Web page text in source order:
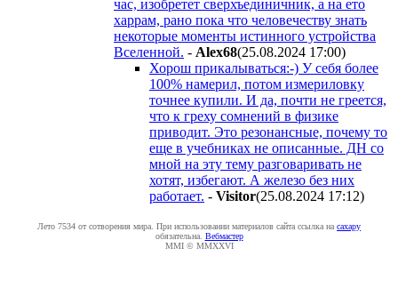
час, изобретет сверхъединичник, а на ето
харрам, рано пока что человечеству знать
некоторые моменты истинного устройства
Вселенной. - Alex68(25.08.2024 17:00)
Хорош прикалываться:-) У себя более
100% намерил, потом измериловку
точнее купили. И да, почти не греется,
что к греху сомнений в физике
приводит. Это резонансные, почему то
еще в учебниках не описанные. ДН со
мной на эту тему разговаривать не
хотят, избегают. А железо без них
работает. - Visitor(25.08.2024 17:12)
Лето 7534 от сотворения мира. При использовании материалов сайта ссылка на caxapу
обязательна. Вебмастер
MMI © MMXXVI